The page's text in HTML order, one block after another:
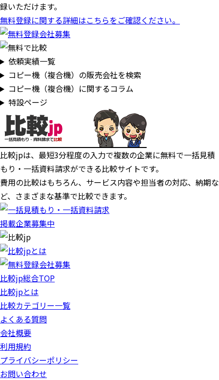
録いただけます。
無料登録に関する詳細はこちらをご確認ください。
依頼実績一覧
コピー機（複合機）の販売会社を検索
コピー機（複合機）に関するコラム
特設ページ
比較jpは、 最短3分程度の入力で複数の企業に無料で一括見積
もり・一括資料請求ができる比較サイトです。
費用の比較はもちろん、サービス内容や担当者の対応、納期な
ど、さまざまな基準で比較できます。
掲載企業募集中
比較jp総合TOP
比較jpとは
比較カテゴリー一覧
よくある質問
会社概要
利用規約
プライバシーポリシー
お問い合わせ